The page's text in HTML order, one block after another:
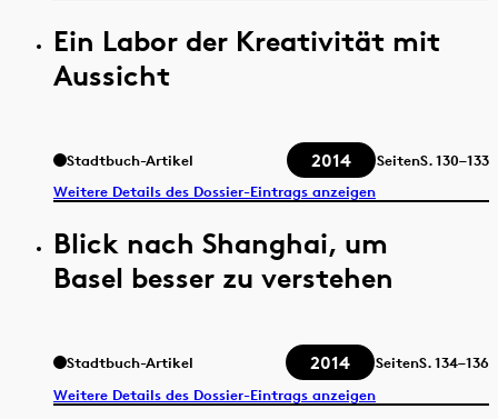
Ein Labor der Kreativität mit
Aussicht
Stadtbuch-Artikel 2014 SeitenS.130–133
Weitere Details des Dossier-Eintrags anzeigen
Blick nach Shanghai, um
Basel besser zu verstehen
Stadtbuch-Artikel 2014 SeitenS.134–136
Weitere Details des Dossier-Eintrags anzeigen